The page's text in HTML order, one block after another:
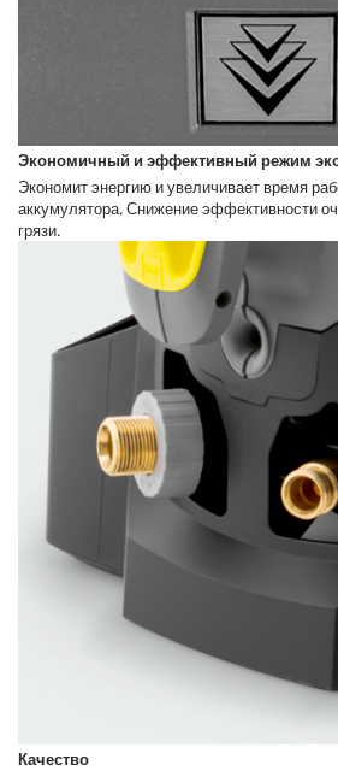
Экономичный и эффективный режим
Экономит энергию и увеличивает время
аккумулятора. Снижение эффективности
грязи.
Качество